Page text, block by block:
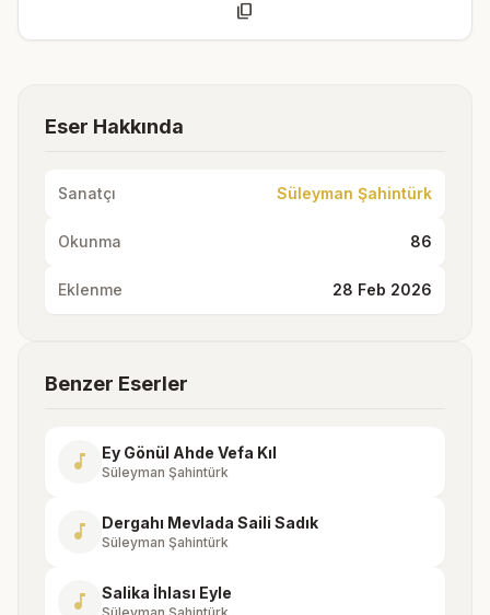
content_copy
Eser Hakkında
Sanatçı Süleyman Şahintürk
Okunma 86
Eklenme 28 Feb 2026
Benzer Eserler
music_note Ey Gönül Ahde Vefa Kıl
Süleyman Şahintürk
music_note Dergahı Mevlada Saili Sadık
Süleyman Şahintürk
music_note Salika İhlası Eyle